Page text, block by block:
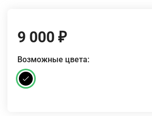
9 000 ₽
Возможные цвета: